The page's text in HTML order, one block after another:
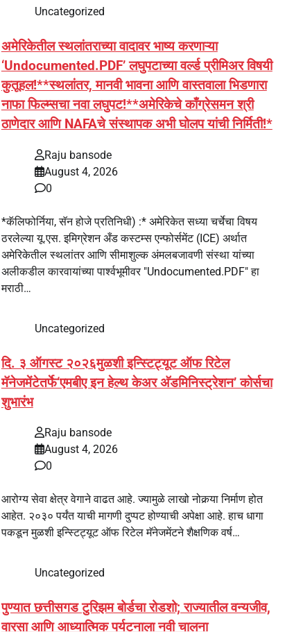
Uncategorized
अमेरिकेतील स्थलांतराच्या वादावर भाष्य करणाऱ्या
‘Undocumented.PDF’ लघुपटाच्या वर्ल्ड प्रीमिअर विषयी
कुतूहल!**स्थलांतर, मानवी भावना आणि वास्तवाला भिडणारा
नाफा फिल्म्सचा नवा लघुपट!**अमेरिकेचे काँग्रेसमन श्री
ठाणेदार आणि NAFAचे संस्थापक अभी घोलप यांची निर्मिती!*
Raju bansode
August 4, 2026
0
*कॅलिफोर्निया, सॅन होजे प्रतिनिधी) :* अमेरिकेत सध्या चर्चेचा विषय
ठरलेल्या यू.एस. इमिग्रेशन अँड कस्टम्स एन्फोर्समेंट (ICE) अर्थात
अमेरिकेतील स्थलांतर आणि सीमाशुल्क अंमलबजावणी संस्था यांच्या
अलीकडील कारवायांच्या पार्श्वभूमीवर "Undocumented.PDF" हा
मराठी…
Uncategorized
दि. ३ ऑगस्ट २०२६मुळशी इन्स्टिट्यूट ऑफ रिटेल
मॅनेजमेंटेतर्फे‘एमबीए इन हेल्थ केअर अ‍ॅडमिनिस्ट्रेशन’ कोर्सचा
शुभारंभ
Raju bansode
August 4, 2026
0
आरोग्य सेवा क्षेत्र वेगाने वाढत आहे. ज्यामुळे लाखो नोकर्‍या निर्माण होत
आहेत. २०३० पर्यंत याची मागणी दुप्पट होण्याची अपेक्षा आहे. हाच धागा
पकडून मुळशी इन्स्टिट्यूट ऑफ रिटेल मॅनेजमेंटने शैक्षणिक वर्ष…
Uncategorized
पुण्यात छत्तीसगड टुरिझम बोर्डचा रोडशो; राज्यातील वन्यजीव,
वारसा आणि आध्यात्मिक पर्यटनाला नवी चालना